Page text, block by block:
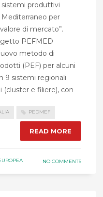
produttivi
per
di mercato”.
PEFMED
metodo di
(PEF) per alcuni
9 sistemi regionali
e filiere), con
PEDMEF
READ MORE
NO COMMENTS